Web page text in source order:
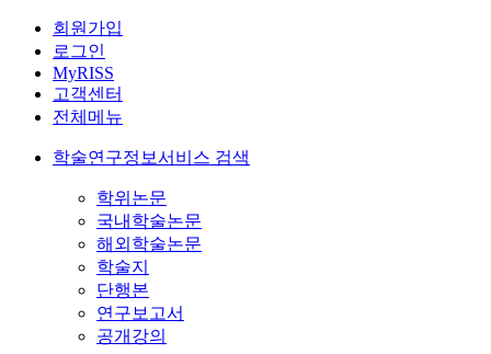
회원가입
로그인
MyRISS
고객센터
전체메뉴
학술연구정보서비스 검색
학위논문
국내학술논문
해외학술논문
학술지
단행본
연구보고서
공개강의